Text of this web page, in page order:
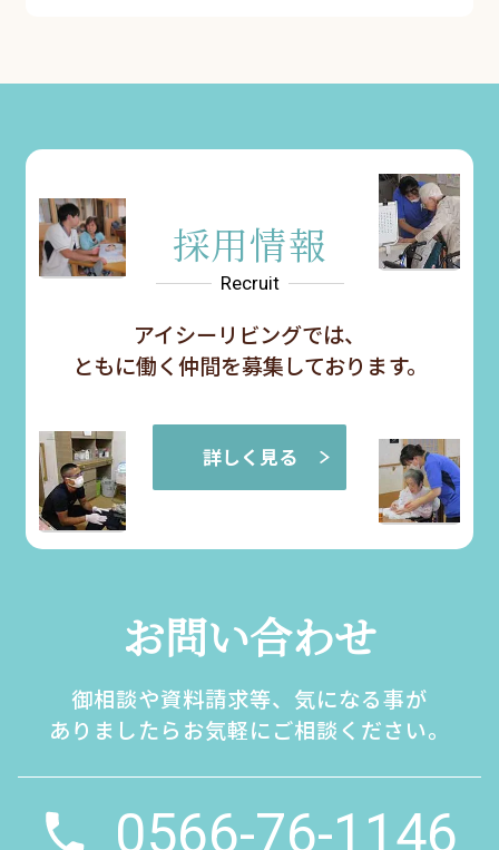
お問い合わせ
御相談や資料請求等、気になる事が
ありましたらお気軽にご相談ください。
0566-76-1146
採用情報
Recruit
アイシーリビングでは、
ともに働く仲間を募集しております。
詳しく見る